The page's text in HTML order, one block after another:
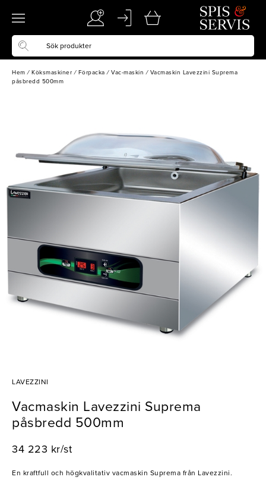
Hem / Köksmaskiner / Förpacka / Vac-maskin / Vacmaskin Lavezzini Suprema
påsbredd 500mm
LAVEZZINI
Vacmaskin Lavezzini Suprema
påsbredd 500mm
34 223 kr/st
En kraftfull och högkvalitativ vacmaskin Suprema från Lavezzini.